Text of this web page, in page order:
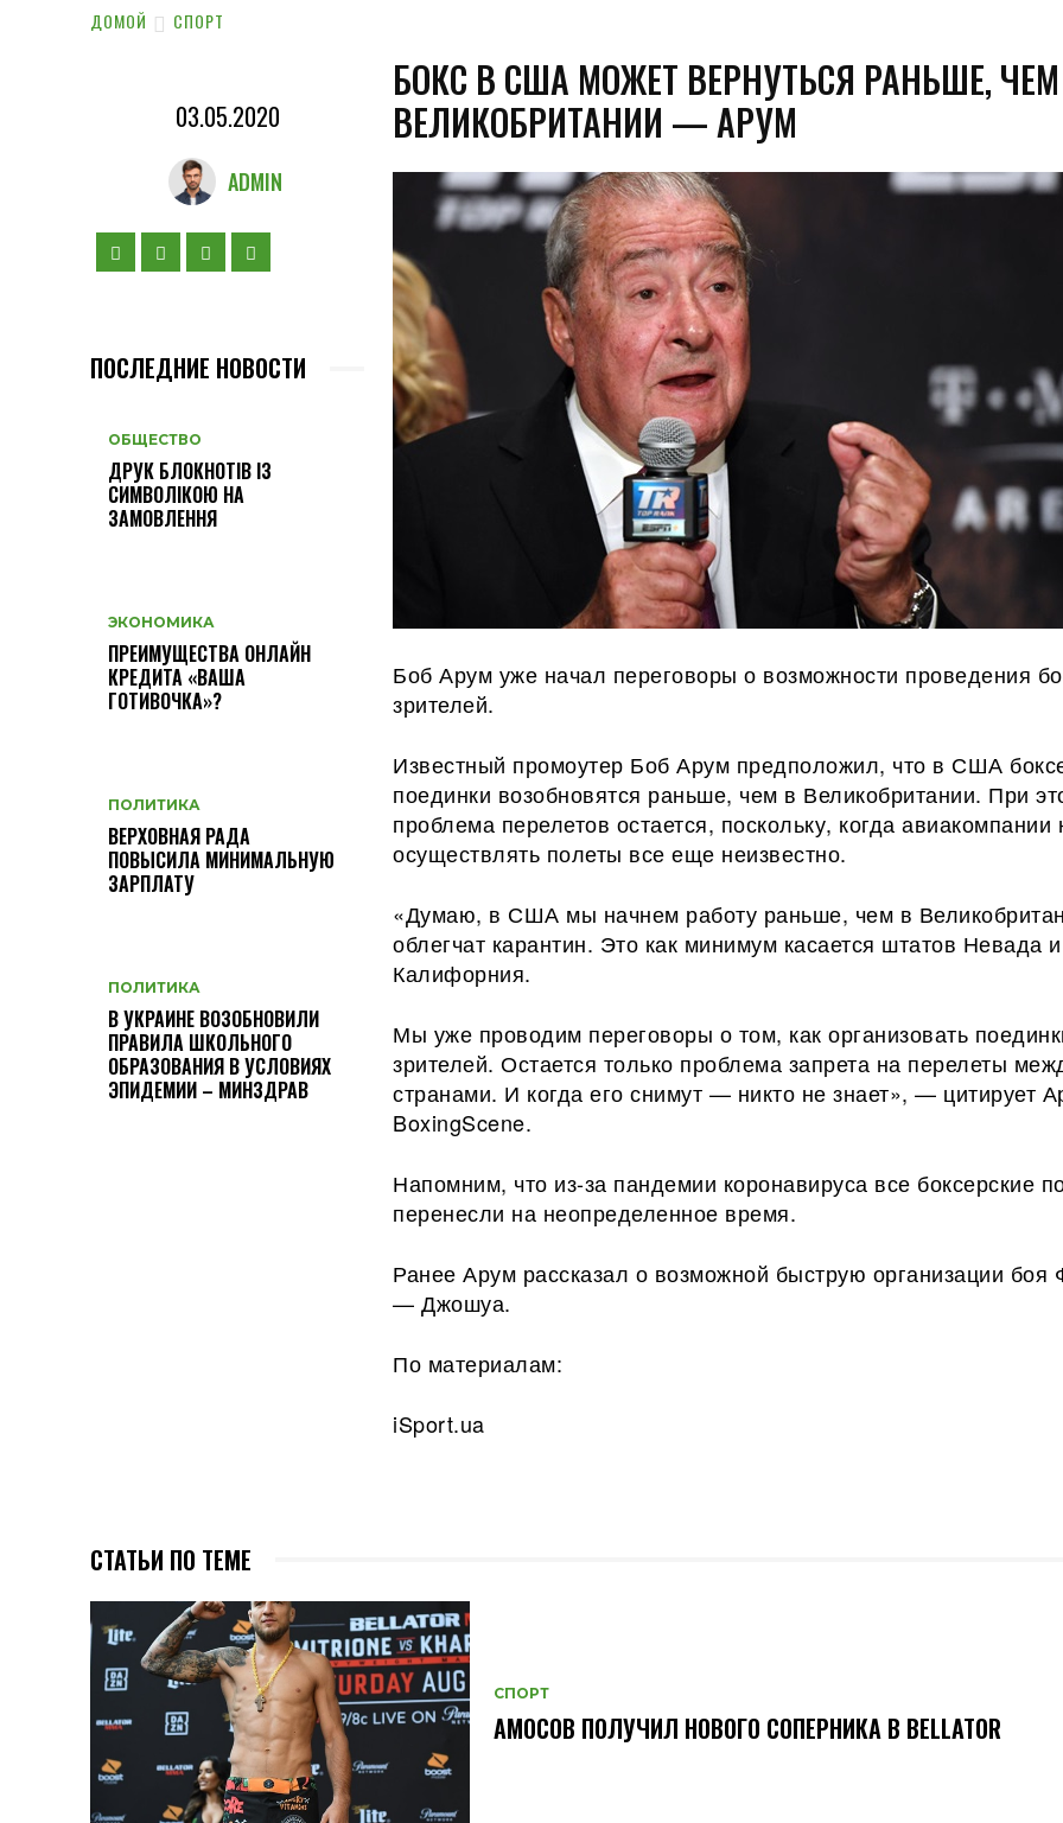
ДОМОЙ СПОРТ
03.05.2020
ADMIN
ПОСЛЕДНИЕ НОВОСТИ
ОБЩЕСТВО
ДРУК БЛОКНОТІВ ІЗ
СИМВОЛІКОЮ НА
ЗАМОВЛЕННЯ
ЭКОНОМИКА
ПРЕИМУЩЕСТВА ОНЛАЙН
КРЕДИТА «ВАША
ГОТИВОЧКА»?
ПОЛИТИКА
ВЕРХОВНАЯ РАДА
ПОВЫСИЛА МИНИМАЛЬНУЮ
ЗАРПЛАТУ
ПОЛИТИКА
В УКРАИНЕ ВОЗОБНОВИЛИ
ПРАВИЛА ШКОЛЬНОГО
ОБРАЗОВАНИЯ В УСЛОВИЯХ
ЭПИДЕМИИ – МИНЗДРАВ
БОКС В США МОЖЕТ ВЕРНУТЬСЯ РАНЬШЕ,
ВЕЛИКОБРИТАНИИ — АРУМ
Боб Арум уже начал переговоры о возможности проведения
зрителей.
Известный промоутер Боб Арум предположил, что в США
поединки возобновятся раньше, чем в Великобритании. При
проблема перелетов остается, поскольку, когда авиакомпании
осуществлять полеты все еще неизвестно.
«Думаю, в США мы начнем работу раньше, чем в
облегчат карантин. Это как минимум касается штатов Невада и
Калифорния.
Мы уже проводим переговоры о том, как организовать
зрителей. Остается только проблема запрета на перелеты
странами. И когда его снимут — никто не знает», — цитирует
BoxingScene.
Напомним, что из-за пандемии коронавируса все боксерские
перенесли на неопределенное время.
Ранее Арум рассказал о возможной быструю организации боя
— Джошуа.
По материалам:
iSport.ua
СТАТЬИ ПО ТЕМЕ
СПОРТ
АМОСОВ ПОЛУЧИЛ НОВОГО СОПЕРНИКА В BELLATOR